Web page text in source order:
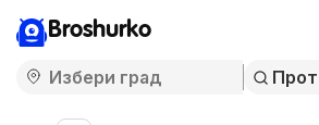
Broshurko